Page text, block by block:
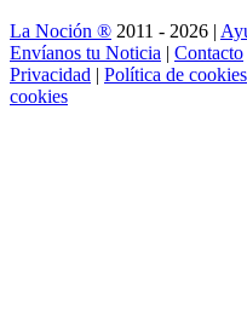
La Noción ® 2011 - 2026 |
Envíanos tu Noticia | Contacto
Privacidad | Política de cookies
cookies